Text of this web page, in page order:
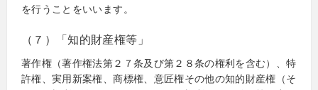
を行うことをいいます。
（７）「知的財産権等」
著作権（著作権法第２７条及び第２８条の権利を含む）、特
許権、実用新案権、商標権、意匠権その他の知的財産権（そ